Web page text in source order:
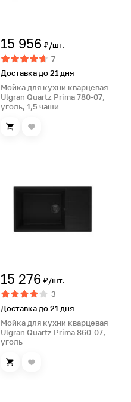
15 956 ₽/шт.
7
Доставка до 21 дня
Мойка для кухни кварцевая
Ulgran Quartz Prima 780-07,
уголь, 1,5 чаши
15 276 ₽/шт.
3
Доставка до 21 дня
Мойка для кухни кварцевая
Ulgran Quartz Prima 860-07,
уголь